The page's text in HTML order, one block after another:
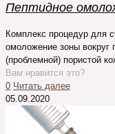
Пептидное
Комплекс процедур для
омоложение зоны вокруг
(проблемной) пористой
Вам нравится это?
0 Читать далее
05.09.2020